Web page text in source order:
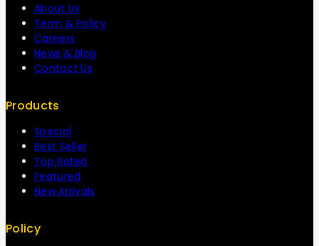
About Us
Term & Policy
Careers
News & Blog
Contact Us
Products
Special
Best Seller
Top Rated
Featured
New Arrivals
Policy